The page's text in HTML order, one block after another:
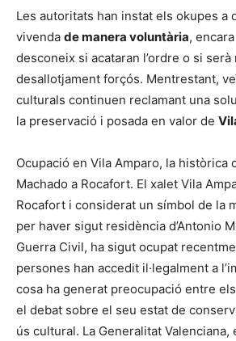
Les autoritats han instat els okupes a
vivenda de manera voluntària,
desconeix si acataran l’ordre o si
desallotjament forçós. Mentrestant,
culturals continuen reclamant una
la preservació i posada en valor de
Ocupació en Vila Amparo, la històrica
Machado a Rocafort. El xalet Vila
Rocafort i considerat un símbol de la
per haver sigut residència d’Antonio
Guerra Civil, ha sigut ocupat
persones han accedit il·legalment a
cosa ha generat preocupació entre
el debat sobre el seu estat de
ús cultural. La Generalitat Valenciana,